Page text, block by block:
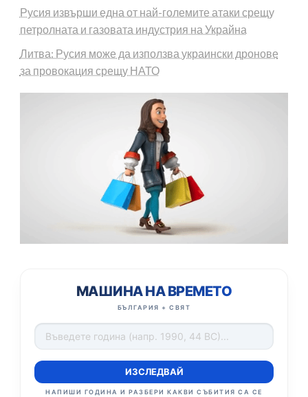
Русия извърши една от най-големите атаки срещу
петролната и газовата индустрия на Украйна
Литва: Русия може да използва украински дронове
за провокация срещу НАТО
МАШИНА НА ВРЕМЕТО
БЪЛГАРИЯ + СВЯТ
ИЗСЛЕДВАЙ
НАПИШИ ГОДИНА И РАЗБЕРИ КАКВИ СЪБИТИЯ СА СЕ